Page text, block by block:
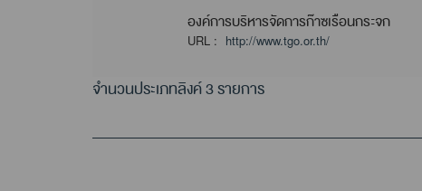
องค์การบริหารจัดการก๊าซเรือนกระจก
URL : http://www.tgo.or.th/
จำนวนประเภทลิงค์ 3 รายการ